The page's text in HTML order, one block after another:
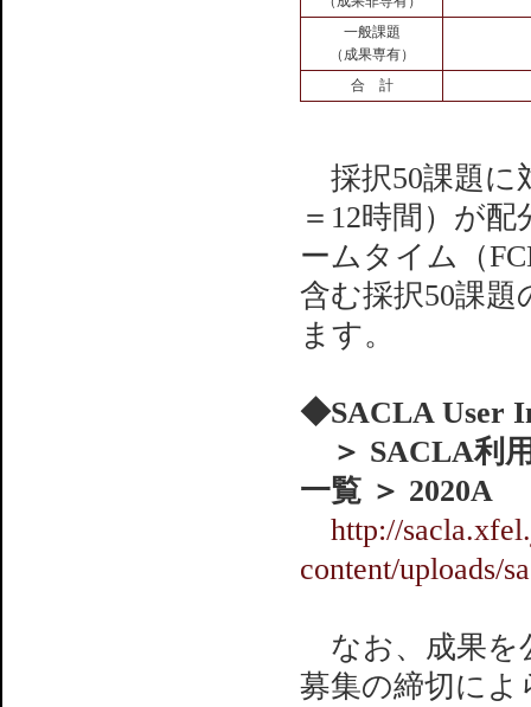
一般課題
（成果専有）
合 計
採択50課題に
＝12時間）が
ームタイム（
含む採択50課
ます。
◆SACLA User
＞ SACLA利
一覧 ＞ 2020A
http://
content/uploads/
なお、成果を
募集の締切によ